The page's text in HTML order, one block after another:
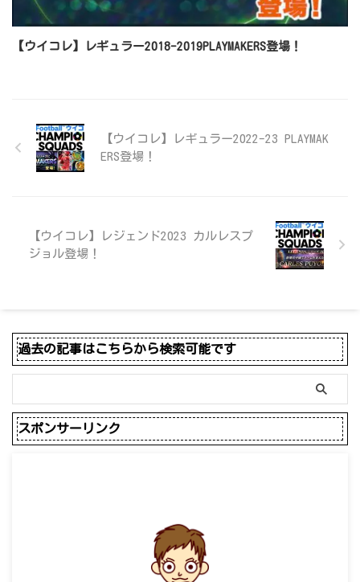
【ウイコレ】レギュラー2018-2019PLAYMAKERS登場！
【ウイコレ】レギュラー2022-23 PLAYMAK
ERS登場！
【ウイコレ】レジェンド2023 カルレスプ
ジョル登場！
過去の記事はこちらから検索可能です
スポンサーリンク